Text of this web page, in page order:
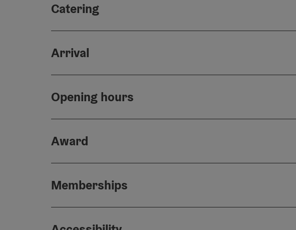
Catering
Arrival
Opening hours
Award
Memberships